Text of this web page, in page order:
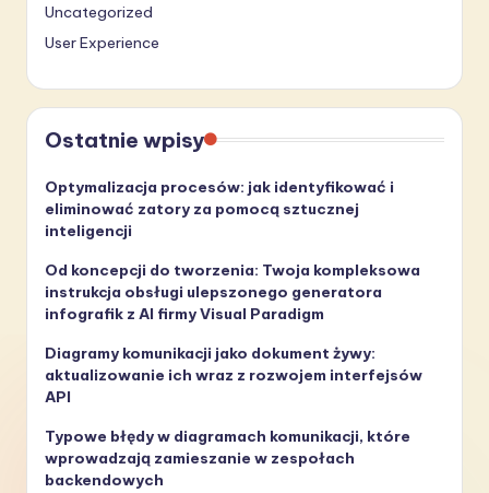
Uncategorized
User Experience
Ostatnie wpisy
Optymalizacja procesów: jak identyfikować i
eliminować zatory za pomocą sztucznej
inteligencji
Od koncepcji do tworzenia: Twoja kompleksowa
instrukcja obsługi ulepszonego generatora
infografik z AI firmy Visual Paradigm
Diagramy komunikacji jako dokument żywy:
aktualizowanie ich wraz z rozwojem interfejsów
API
Typowe błędy w diagramach komunikacji, które
wprowadzają zamieszanie w zespołach
backendowych